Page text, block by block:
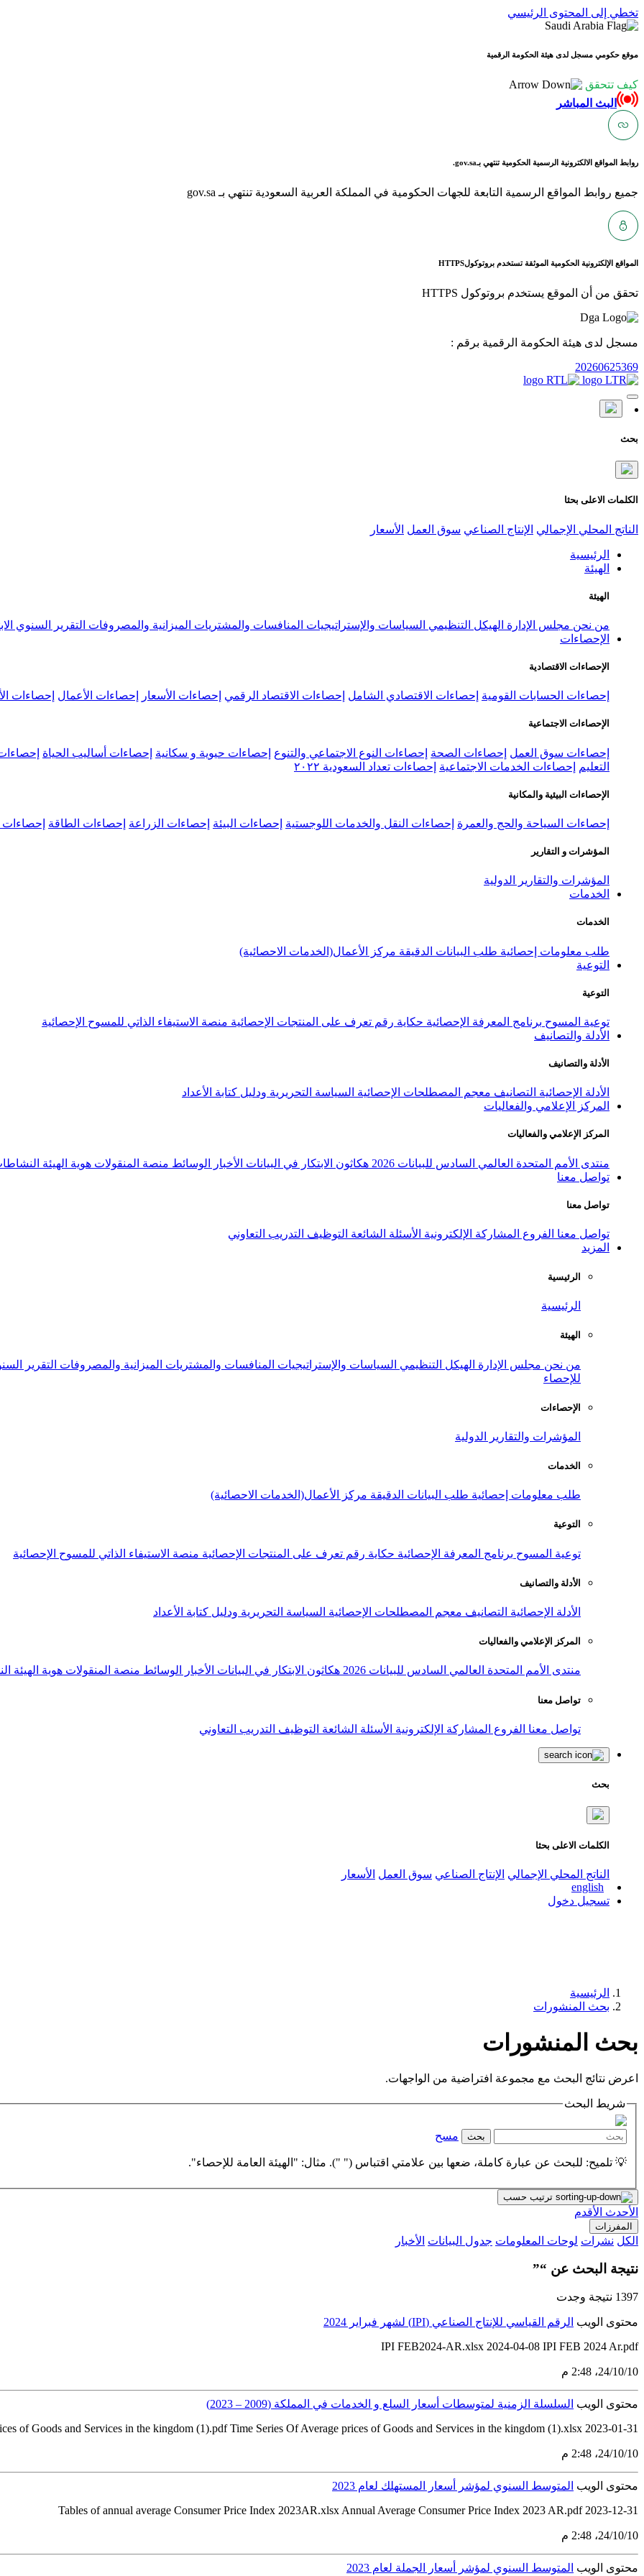
تخطي إلى المحتوى الرئيسي
موقع حكومي مسجل لدى هيئة الحكومة الرقمية
كيف تتحقق
البث المباشر
روابط المواقع الالكترونية الرسمية الحكومية تنتهي بـgov.sa.
جميع روابط المواقع الرسمية التابعة للجهات الحكومية في المملكة العربية السعودية تنتهي بـ gov.sa
المواقع الإلكترونية الحكومية الموثقة تستخدم بروتوكولHTTPS
تحقق من أن الموقع يستخدم بروتوكول HTTPS
مسجل لدى هيئة الحكومة الرقمية برقم :
20260625369
بحث
الكلمات الاعلى بحثا
الناتج المحلي الإجمالي الإنتاج الصناعي سوق العمل الأسعار
الرئيسية
الهيئة
الهيئة
من نحن مجلس الإدارة الهيكل التنظيمي السياسات والإستراتيجيات المنافسات والمشتريات الميزانية والمصروفات التقرير السنوي
الإحصاءات
الإحصاءات الاقتصادية
إحصاءات الحسابات القومية إحصاءات الاقتصادي الشامل إحصاءات الاقتصاد الرقمي إحصاءات الأسعار إحصاءات الأعمال إحصاءات
الإحصاءات الاجتماعية
إحصاءات سوق العمل إحصاءات الصحة إحصاءات النوع الاجتماعي والتنوع إحصاءات حيوية و سكانية إحصاءات أساليب الحياة
التعليم
إحصاءات الخدمات الاجتماعية إحصاءات تعداد السعودية ٢٠٢٢
الإحصاءات البيئية والمكانية
إحصاءات السياحة والحج والعمرة إحصاءات النقل والخدمات اللوجستية إحصاءات البيئة إحصاءات الزراعة إحصاءات الطاقة إحصاءات
المؤشرات و التقارير
المؤشرات والتقارير الدولية
الخدمات
الخدمات
طلب معلومات إحصائية طلب البيانات الدقيقة مركز الأعمال(الخدمات الاحصائية)
التوعية
التوعية
توعية المسوح برنامج المعرفة الإحصائية حكاية رقم تعرف على المنتجات الإحصائية منصة الاستيفاء الذاتي للمسوح الإحصائية
الأدلة والتصانيف
الأدلة والتصانيف
الأدلة الإحصائية التصانيف معجم المصطلحات الإحصائية السياسة التحريرية ودليل كتابة الأعداد
المركز الإعلامي والفعاليات
المركز الإعلامي والفعاليات
منتدى الأمم المتحدة العالمي السادس للبيانات 2026 هكاثون الابتكار في البيانات الأخبار الوسائط منصة المنقولات هوية الهيئة
تواصل معنا
تواصل معنا
تواصل معنا الفروع المشاركة الإلكترونية الأسئلة الشائعة التوظيف التدريب التعاوني
المزيد
الرئيسية
الرئيسية
الهيئة
من نحن مجلس الإدارة الهيكل التنظيمي السياسات والإستراتيجيات المنافسات والمشتريات الميزانية والمصروفات التقرير
للإحصاء
الإحصاءات
المؤشرات والتقارير الدولية
الخدمات
طلب معلومات إحصائية طلب البيانات الدقيقة مركز الأعمال(الخدمات الاحصائية)
التوعية
توعية المسوح برنامج المعرفة الإحصائية حكاية رقم تعرف على المنتجات الإحصائية منصة الاستيفاء الذاتي للمسوح الإحصائية
الأدلة والتصانيف
الأدلة الإحصائية التصانيف معجم المصطلحات الإحصائية السياسة التحريرية ودليل كتابة الأعداد
المركز الإعلامي والفعاليات
منتدى الأمم المتحدة العالمي السادس للبيانات 2026 هكاثون الابتكار في البيانات الأخبار الوسائط منصة المنقولات هوية الهيئة
تواصل معنا
تواصل معنا الفروع المشاركة الإلكترونية الأسئلة الشائعة التوظيف التدريب التعاوني
بحث
الكلمات الاعلى بحثا
الناتج المحلي الإجمالي الإنتاج الصناعي سوق العمل الأسعار
english
تسجيل دخول
الرئيسية
بحث المنشورات
بحث المنشورات
اعرض نتائج البحث مع مجموعة افتراضية من الواجهات.
شريط البحث
بحث مسح
💡 تلميح: للبحث عن عبارة كاملة، ضعها بين علامتي اقتباس (" "). مثال: "الهيئة العامة للإحصاء".
ترتيب حسب
الأحدث الأقدم
المفرزات
الكل نشرات لوحات المعلومات جدول البيانات الأخبار
نتيجة البحث عن “”
1397 نتيجة وجدت
محتوى الويب الرقم القياسي للإنتاج الصناعي (IPI) لشهر فبراير 2024
IPI FEB2024-AR.xlsx 2024-04-08 IPI FEB 2024 Ar.pdf
10‏/10‏/24، 2:48 م
محتوى الويب السلسلة الزمنية لمتوسطات أسعار السلع و الخدمات في المملكة (2009 – 2023)
2023-01-31 Time Series Of Average prices of Goods and Services in the kingdom (1).pdf Time Series Of Average prices of Goods and Services in the kingdom (1).xlsx
10‏/10‏/24، 2:48 م
محتوى الويب المتوسط السنوي لمؤشر أسعار المستهلك لعام 2023
Tables of annual average Consumer Price Index 2023AR.xlsx Annual Average Consumer Price Index 2023 AR.pdf 2023-12-31
10‏/10‏/24، 2:48 م
محتوى الويب المتوسط السنوي لمؤشر أسعار الجملة لعام 2023